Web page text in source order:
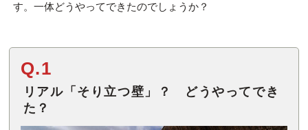
す。一体どうやってできたのでしょうか？
Q.1
リアル「そり立つ壁」？ どうやってでき
た？